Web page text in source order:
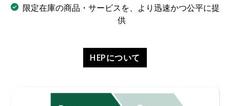
限定在庫の商品・サービスを、より迅速かつ公平に提
供
HEPについて